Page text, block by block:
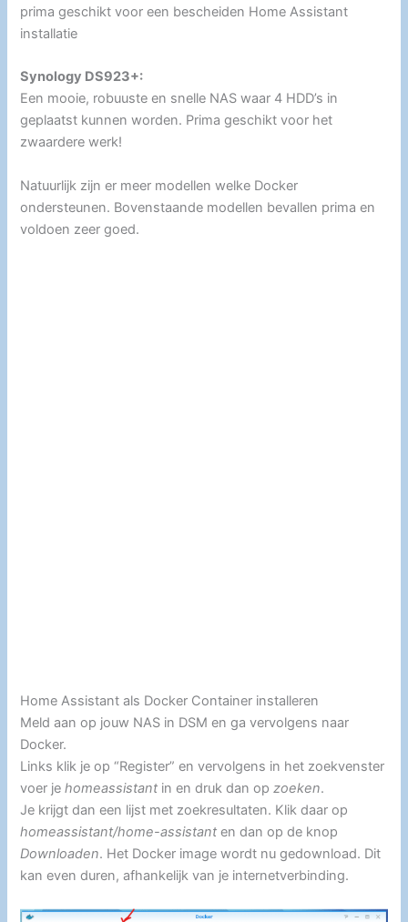
prima geschikt voor een bescheiden Home Assistant
installatie
Synology DS923+:
Een mooie, robuuste en snelle NAS waar 4 HDD’s in
geplaatst kunnen worden. Prima geschikt voor het
zwaardere werk!
Natuurlijk zijn er meer modellen welke Docker
ondersteunen. Bovenstaande modellen bevallen prima en
voldoen zeer goed.
Home Assistant als Docker Container installeren
Meld aan op jouw NAS in DSM en ga vervolgens naar
Docker.
Links klik je op “Register” en vervolgens in het zoekvenster
voer jehomeassistant in en druk dan opzoeken.
Je krijgt dan een lijst met zoekresultaten. Klik daar op
homeassistant/home-assistant en dan op de knop
Downloaden. Het Docker image wordt nu gedownload. Dit
kan even duren, afhankelijk van je internetverbinding.